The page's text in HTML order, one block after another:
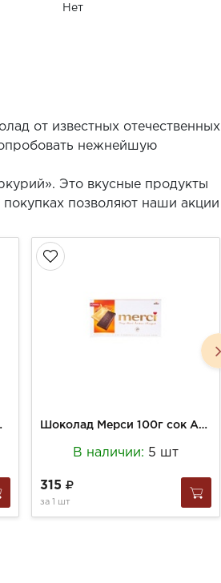
Нет
от известных отечественных
нежнейшую
Это вкусные продукты
позволяют наши акции
Марио Шоколад Мерси 100г сок Апельсина и кусочками миндаля горький
В наличии: 5 шт
315
за 1 шт